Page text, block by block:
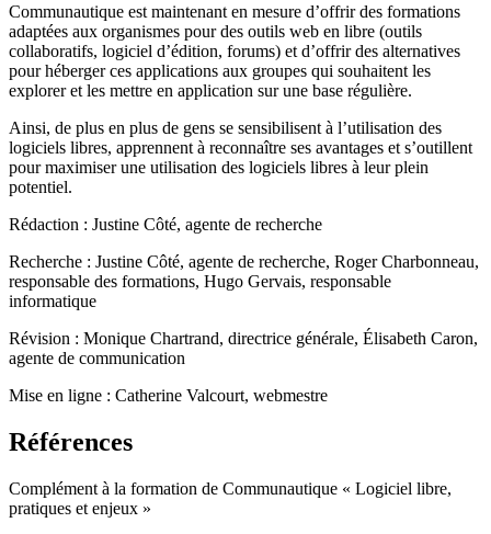
Communautique est maintenant en mesure d’offrir des formations
adaptées aux organismes pour des outils web en libre (outils
collaboratifs, logiciel d’édition, forums) et d’offrir des alternatives
pour héberger ces applications aux groupes qui souhaitent les
explorer et les mettre en application sur une base régulière.
Ainsi, de plus en plus de gens se sensibilisent à l’utilisation des
logiciels libres, apprennent à reconnaître ses avantages et s’outillent
pour maximiser une utilisation des logiciels libres à leur plein
potentiel.
Rédaction : Justine Côté, agente de recherche
Recherche : Justine Côté, agente de recherche, Roger Charbonneau,
responsable des formations, Hugo Gervais, responsable
informatique
Révision : Monique Chartrand, directrice générale, Élisabeth Caron,
agente de communication
Mise en ligne : Catherine Valcourt, webmestre
Références
Complément à la formation de Communautique « Logiciel libre,
pratiques et enjeux »